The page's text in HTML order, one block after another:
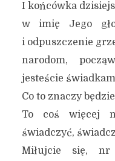
I końcówka
w imię Jego
i odpuszczenie
narodom,
jesteście
Co to znaczy
To coś więcej
świadczyć,
Miłujcie się, nr